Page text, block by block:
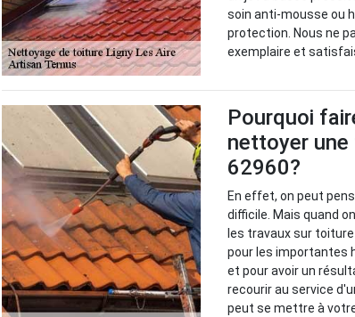
soin anti-mousse ou
protection. Nous ne
exemplaire et
Pourquoi
nettoyer une
62960?
En effet, on peut
difficile. Mais quand
les travaux sur
pour les importantes
et pour avoir un
recourir au service
peut se mettre à